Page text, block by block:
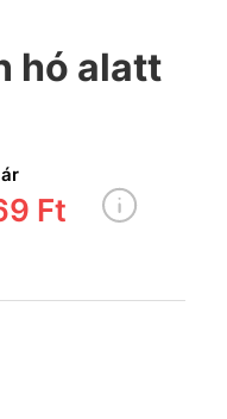
hó alatt
Ft